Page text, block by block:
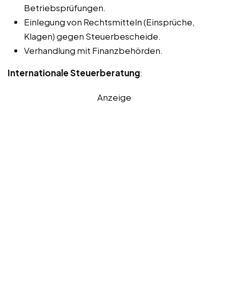
Betriebsprüfungen.
Einlegung von Rechtsmitteln (Einsprüche,
Klagen) gegen Steuerbescheide.
Verhandlung mit Finanzbehörden.
Internationale Steuerberatung:
Anzeige